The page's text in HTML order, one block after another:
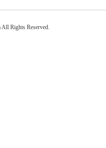
Rights Reserved.